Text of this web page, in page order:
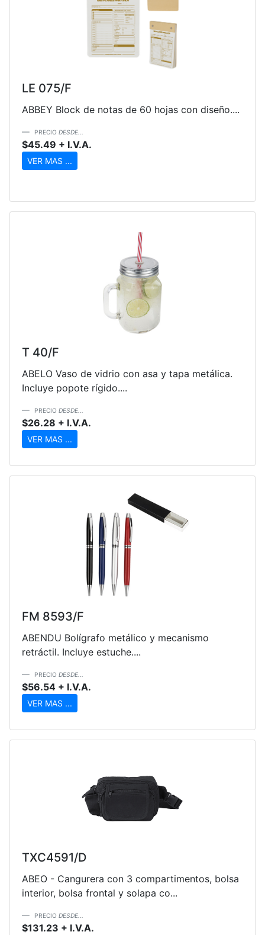
LE 075/F
ABBEY Block de notas de 60 hojas con diseño....
PRECIO DESDE...
$45.49 + I.V.A.
VER MAS ...
T 40/F
ABELO Vaso de vidrio con asa y tapa metálica.
Incluye popote rígido....
PRECIO DESDE...
$26.28 + I.V.A.
VER MAS ...
FM 8593/F
ABENDU Bolígrafo metálico y mecanismo
retráctil. Incluye estuche....
PRECIO DESDE...
$56.54 + I.V.A.
VER MAS ...
TXC4591/D
ABEO - Cangurera con 3 compartimentos, bolsa
interior, bolsa frontal y solapa co...
PRECIO DESDE...
$131.23 + I.V.A.